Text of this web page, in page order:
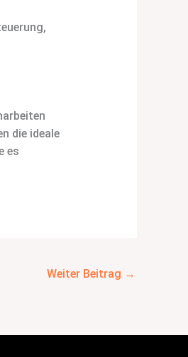
die ideale
es
Weiter Beitrag →